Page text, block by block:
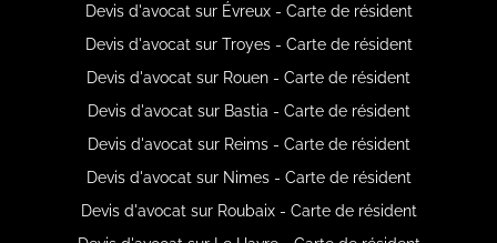
Devis d'avocat sur Évreux - Carte de résident
Devis d'avocat sur Troyes - Carte de résident
Devis d'avocat sur Rouen - Carte de résident
Devis d'avocat sur Bastia - Carte de résident
Devis d'avocat sur Reims - Carte de résident
Devis d'avocat sur Nimes - Carte de résident
Devis d'avocat sur Roubaix - Carte de résident